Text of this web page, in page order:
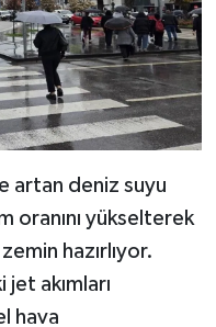
artan deniz suyu
oranını yükselterek
hazırlıyor.
jet akımları
hava